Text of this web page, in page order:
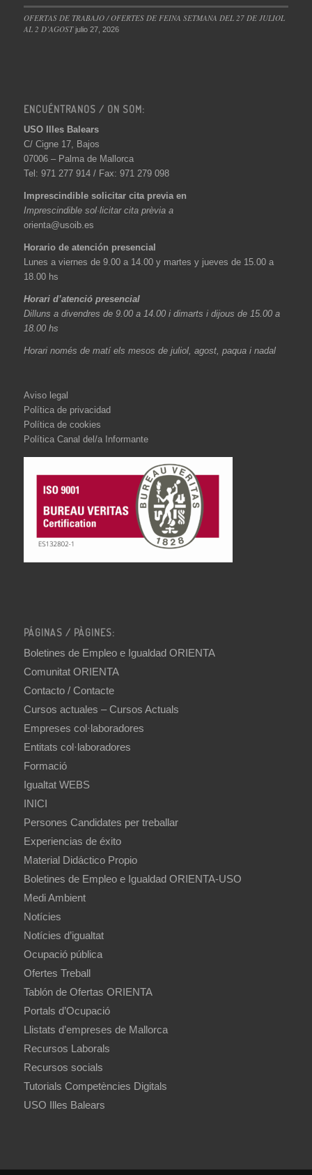
OFERTAS DE TRABAJO / OFERTES DE FEINA SETMANA DEL 27 DE JULIOL
AL 2 D’AGOST julio 27, 2026
ENCUÉNTRANOS / ON SOM:
USO Illes Balears
C/ Cigne 17, Bajos
07006 – Palma de Mallorca
Tel: 971 277 914 / Fax: 971 279 098
Imprescindible solicitar cita previa en
Imprescindible sol·licitar cita prèvia a
orienta@usoib.es
Horario de atención presencial
Lunes a viernes de 9.00 a 14.00 y martes y jueves de 15.00 a
18.00 hs
Horari d’atenció presencial
Dilluns a divendres de 9.00 a 14.00 i dimarts i dijous de 15.00 a
18.00 hs
Horari només de matí els mesos de juliol, agost, paqua i nadal
Aviso legal
Política de privacidad
Política de cookies
Política Canal del/a Informante
PÁGINAS / PÀGINES:
Boletines de Empleo e Igualdad ORIENTA
Comunitat ORIENTA
Contacto / Contacte
Cursos actuales – Cursos Actuals
Empreses col·laboradores
Entitats col·laboradores
Formació
Igualtat WEBS
INICI
Persones Candidates per treballar
Experiencias de éxito
Material Didáctico Propio
Boletines de Empleo e Igualdad ORIENTA-USO
Medi Ambient
Notícies
Notícies d’igualtat
Ocupació pública
Ofertes Treball
Tablón de Ofertas ORIENTA
Portals d’Ocupació
Llistats d’empreses de Mallorca
Recursos Laborals
Recursos socials
Tutorials Competències Digitals
USO Illes Balears